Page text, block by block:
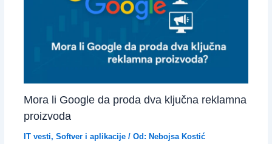
Mora li Google da proda dva ključna reklamna
proizvoda
IT vesti, Softver i aplikacije/ Od: Nebojsa Kostić